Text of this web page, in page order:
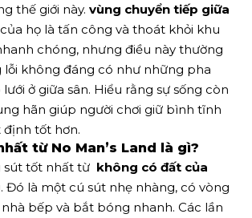
thế giới này. vùng chuyển tiếp giữa
họ là tấn công và thoát khỏi khu
chóng, nhưng điều này thường
lỗi không đáng có như những pha
ở giữa sân. Hiểu rằng sự sống còn
hãn giúp người chơi giữ bình tĩnh
định tốt hơn.
từ ​​No Man’s Land là gì?
sút tốt nhất từ
không có đất của
. Đó là một cú sút nhẹ nhàng, có vòng
bếp và bắt bóng nhanh. Các lần